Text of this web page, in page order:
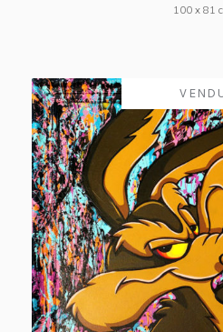
100 x 81